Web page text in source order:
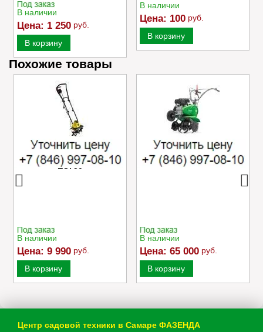
В наличии
Цена: 1 250 руб.
В корзину
В наличии
Цена: 100 руб.
В корзину
Похожие товары
Электрический
культиватор Champion
EC750
В наличии
Цена: 9 990 руб.
В корзину
Культиватор Caiman
MOKKO 40 C2
В наличии
Цена: 65 000 руб.
В корзину
Центр садовой техники в Самаре ФАЗЕНДА